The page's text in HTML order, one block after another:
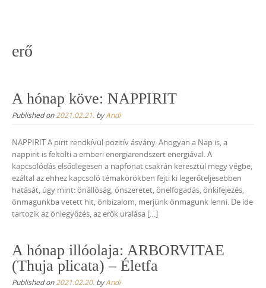
erő
A hónap köve: NAPPIRIT
Published on2021.02.21. byAndi
NAPPIRIT A pirit rendkívül pozitív ásvány. Ahogyan a Nap is, a
nappirit is feltölti a emberi energiarendszert energiával. A
kapcsolódás elsődlegesen a napfonat csakrán keresztül megy végbe,
ezáltal az ehhez kapcsoló témakörökben fejti ki legerőteljesebben
hatását, úgy mint: önállóság, önszeretet, önelfogadás, önkifejezés,
önmagunkba vetett hit, önbizalom, merjünk önmagunk lenni. De ide
tartozik az önlegyőzés, az erők uralása […]
A hónap illóolaja: ARBORVITAE
(Thuja plicata) – Életfa
Published on2021.02.20. byAndi